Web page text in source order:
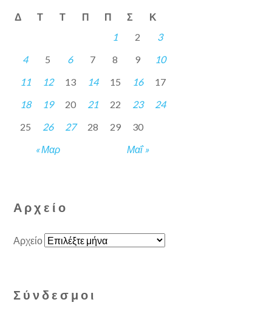
Δ Τ Τ Π Π Σ Κ
« Μαρ Μαΐ »
1 2
3
4
5 6 7 8 9
10
11
12 13 14 15 16
17
18
19 20 21 22 23
24
25
26 27 28 29 30
Αρχείο
Αρχείο
Σύνδεσμοι